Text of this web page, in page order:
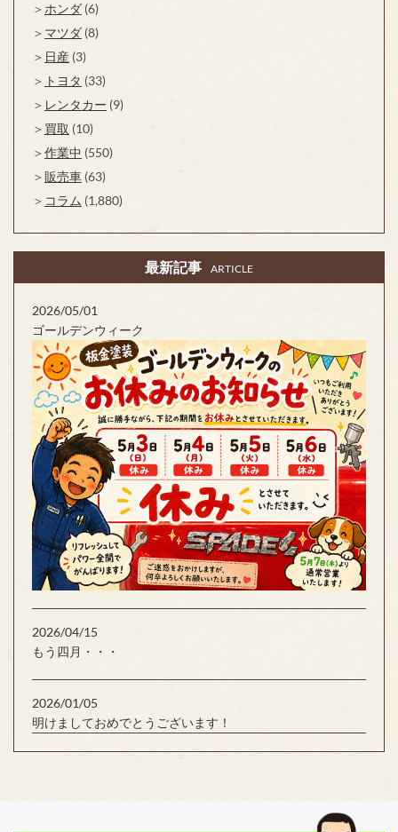
ホンダ (6)
マツダ (8)
日産 (3)
トヨタ (33)
レンタカー (9)
買取 (10)
作業中 (550)
販売車 (63)
コラム (1,880)
最新記事 ARTICLE
2026/05/01
ゴールデンウィーク
2026/04/15
もう四月・・・
2026/01/05
明けましておめでとうございます！